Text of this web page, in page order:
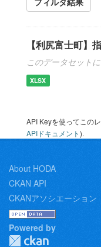
【利尻富士町】
このデータセット
XLSX
API Keyを使ってこの
APIドキュメント).
About HODA
CKAN API
CKANアソシエーション
Powered by